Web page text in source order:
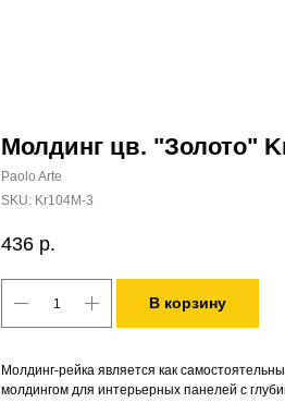
Молдинг цв. "Золото"
Paolo Arte
SKU: Kr104M-3
436 р.
В корзину
Молдинг-рейка является как
молдингом для интерьерных панелей с